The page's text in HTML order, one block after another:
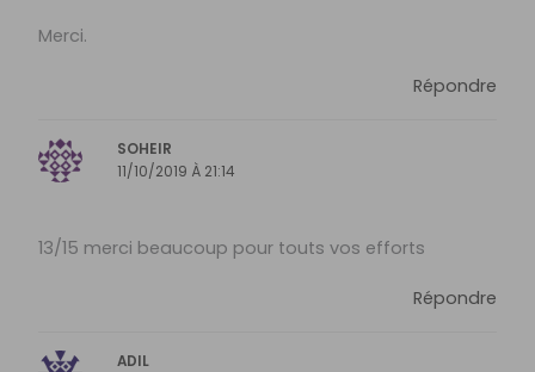
Merci.
Répondre
SOHEIR
11/10/2019 À 21:14
13/15 merci beaucoup pour touts vos efforts
Répondre
ADIL